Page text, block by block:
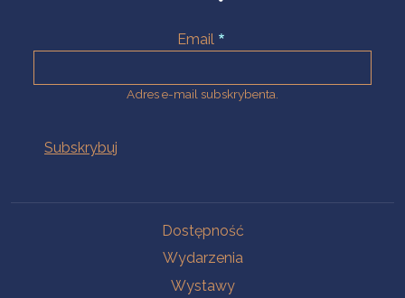
Email
Adres e-mail subskrybenta.
Dostępność
Wydarzenia
Wystawy